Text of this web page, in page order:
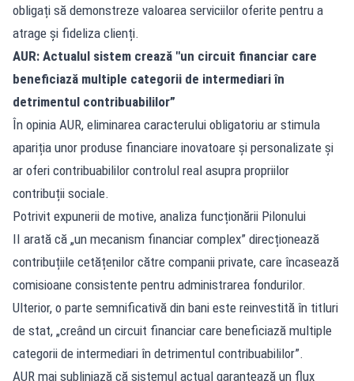
obligați să demonstreze valoarea serviciilor oferite pentru a
atrage și fideliza clienți.
AUR: Actualul sistem crează "un circuit financiar care
beneficiază multiple categorii de intermediari în
detrimentul contribuabililor”
În opinia AUR, eliminarea caracterului obligatoriu ar stimula
apariția unor produse financiare inovatoare și personalizate și
ar oferi contribuabililor controlul real asupra propriilor
contribuții sociale.
Potrivit expunerii de motive, analiza funcționării Pilonului
II arată că „un mecanism financiar complex” direcționează
contribuțiile cetățenilor către companii private, care încasează
comisioane consistente pentru administrarea fondurilor.
Ulterior, o parte semnificativă din bani este reinvestită în titluri
de stat, „creând un circuit financiar care beneficiază multiple
categorii de intermediari în detrimentul contribuabililor”.
AUR mai subliniază că sistemul actual garantează un flux